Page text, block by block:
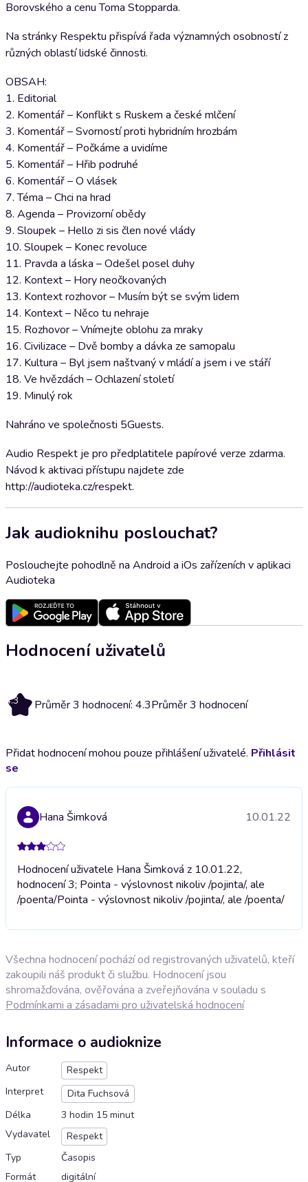
Borovského a cenu Toma Stopparda.
Na stránky Respektu přispívá řada významných osobností z
různých oblastí lidské činnosti.
OBSAH:
1. Editorial
2. Komentář – Konflikt s Ruskem a české mlčení
3. Komentář – Svorností proti hybridním hrozbám
4. Komentář – Počkáme a uvidíme
5. Komentář – Hřib podruhé
6. Komentář – O vlásek
7. Téma – Chci na hrad
8. Agenda – Provizorní obědy
9. Sloupek – Hello zi sis člen nové vlády
10. Sloupek – Konec revoluce
11. Pravda a láska – Odešel posel duhy
12. Kontext – Hory neočkovaných
13. Kontext rozhovor – Musím být se svým lidem
14. Kontext – Něco tu nehraje
15. Rozhovor – Vnímejte oblohu za mraky
16. Civilizace – Dvě bomby a dávka ze samopalu
17. Kultura – Byl jsem naštvaný v mládí a jsem i ve stáří
18. Ve hvězdách – Ochlazení století
19. Minulý rok
Nahráno ve společnosti 5Guests.
Audio Respekt je pro předplatitele papírové verze zdarma.
Návod k aktivaci přístupu najdete zde
http://audioteka.cz/respekt.
Jak audioknihu poslouchat?
Poslouchejte pohodlně na Android a iOs zařízeních v aplikaci
Audioteka
Hodnocení uživatelů
4.3 Průměr 3 hodnocení: 4.3Průměr 3 hodnocení
Přidat hodnocení mohou pouze přihlášení uživatelé. Přihlásit
se
Hana Šimková 10.01.22
Hodnocení uživatele Hana Šimková z 10.01.22,
hodnocení 3; Pointa - výslovnost nikoliv /pojinta/, ale
/poenta/Pointa - výslovnost nikoliv /pojinta/, ale /poenta/
Všechna hodnocení pochází od registrovaných uživatelů, kteří
zakoupili náš produkt či službu. Hodnocení jsou
shromažďována, ověřována a zveřejňována v souladu s
Podmínkami a zásadami pro uživatelská hodnocení
Informace o audioknize
Autor
Respekt
Interpret
Dita Fuchsová
Délka
3 hodin 15 minut
Vydavatel
Respekt
Typ
Časopis
Formát
digitální